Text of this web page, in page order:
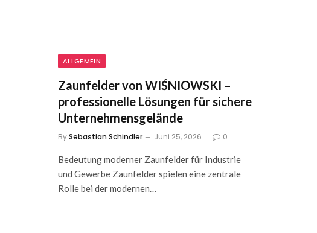
ALLGEMEIN
Zaunfelder von WIŚNIOWSKI –
professionelle Lösungen für sichere
Unternehmensgelände
BySebastian Schindler Juni 25, 2026 0
Bedeutung moderner Zaunfelder für Industrie
und Gewerbe Zaunfelder spielen eine zentrale
Rolle bei der modernen…